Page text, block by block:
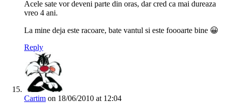
Acele sate vor deveni parte din oras, dar cred ca mai dureaza
vreo 4 ani.
La mine deja este racoare, bate vantul si este foooarte bine 😀
Reply
Cartim on 18/06/2010 at 12:04